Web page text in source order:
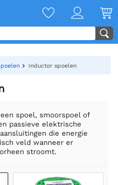
Inductor spoelen
spoel, smoorspoel of
passieve elektrische
die energie
veld wanneer er
stroomt.